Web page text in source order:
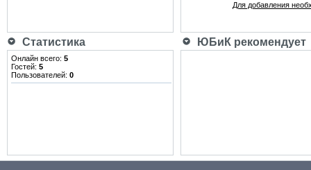
Для добавления
Статистика ЮБиК рекомендует
Онлайн всего: 5
Гостей: 5
Пользователей: 0